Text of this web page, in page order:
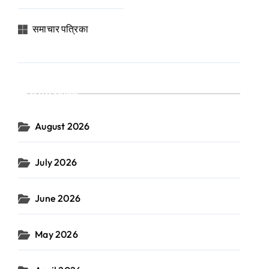
समाचार पत्रिका
Archives
August 2026
July 2026
June 2026
May 2026